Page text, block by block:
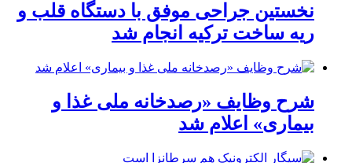
نخستین جراحی موفق با دستگاه قلب و
ریه ساخت ترکیه انجام شد
شرح وظایف «رصدخانه ملی غذا و
بیماری» اعلام شد